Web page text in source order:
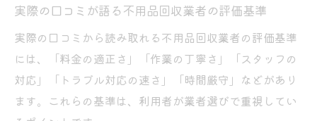
実際の口コミが語る不用品回収業者の評価基準
実際の口コミから読み取れる不用品回収業者の評価基準
には、「料金の適正さ」「作業の丁寧さ」「スタッフの
対応」「トラブル対応の速さ」「時間厳守」などがあり
ます。これらの基準は、利用者が業者選びで重視してい